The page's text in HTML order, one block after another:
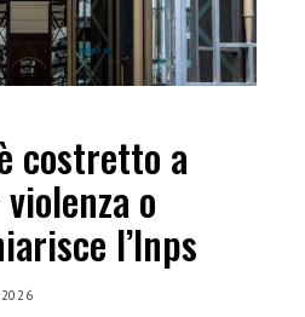
costretto a
o
l’Inps